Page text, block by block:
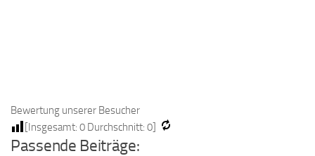
Bewertung unserer Besucher
[Insgesamt: 0 Durchschnitt: 0]
Passende Beiträge: